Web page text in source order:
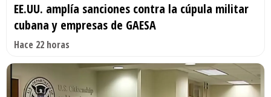
EE.UU. amplía sanciones contra la cúpula militar
cubana y empresas de GAESA
Hace 22 horas